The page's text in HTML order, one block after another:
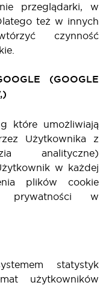
przeglądarki, w
też w innych
czynność
(GOOGLE
które umożliwiają
Użytkownika z
analityczne)
w każdej
plików cookie
prywatności w
statystyk
użytkowników